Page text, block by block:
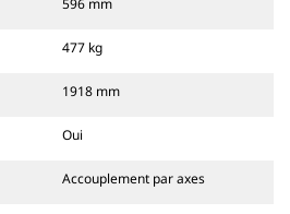
596 mm
477 kg
1918 mm
Oui
Accouplement par axes